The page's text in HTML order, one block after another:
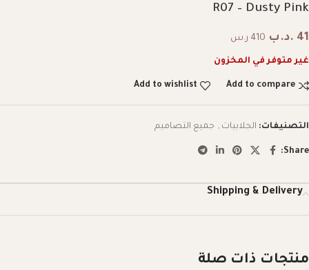
R07 – Dusty Pink
41 .د.ب 410 ر.س
غير متوفر في المخزون
Add to compare
Add to wishlist
التصنيفات: الجلابيات , جميع التصاميم
Share:
Shipping & Delivery
منتجات ذات صلة